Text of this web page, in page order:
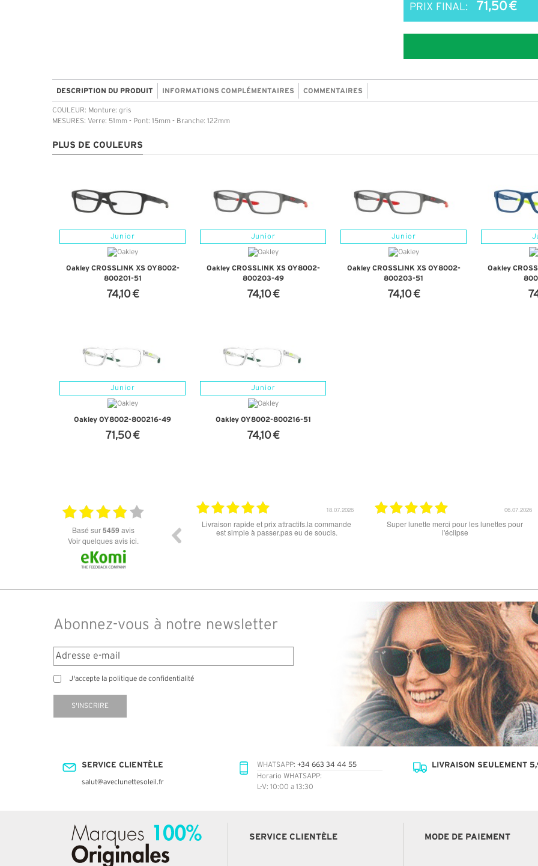
PRIX FINAL: 71,50 €
DESCRIPTION DU PRODUIT INFORMATIONS COMPLÉMENTAIRES COMMENTAIRES
COULEUR: Monture: gris
MESURES: Verre: 51mm - Pont: 15mm - Branche: 122mm
PLUS DE COULEURS
Junior
Oakley CROSSLINK XS OY8002-
800201-51
74,10 €
Junior
Oakley CROSSLINK XS OY8002-
800203-49
74,10 €
Junior
Oakley CROSSLINK XS OY8002-
800203-51
74,10 €
Oakley
Junior
Oakley OY8002-800216-49
71,50 €
Junior
Oakley OY8002-800216-51
74,10 €
basé sur5459 avis
Voir quelques avis ici.
dans les types de lunettes. Attention: les stocks
des différents produits ne sont pas à jour. J'ai
commandé des lunettes Nike disponible sous 7 à
14 jours. J'ai reçu sous 3 jours. Attention aux avis
truspilot qui reflètent pas le site
15.06.2026
tout est parfait , que ce soit le produit commandé
ou la livraison . merci
12.06.2026
super les lunettes, très cool, merci
Abonnez-vous à notre newsletter
J'accepte la politique de confidentialité
S'INSCRIRE
SERVICE CLIENTÈLE
salut@aveclunettesoleil.fr
WHATSAPP: +34 663 34 44 55
Horario WHATSAPP:
L-V: 10:00 a 13:30
LIVRAISON SEULEMENT
SERVICE CLIENTÈLE MODE DE PAIEMENT